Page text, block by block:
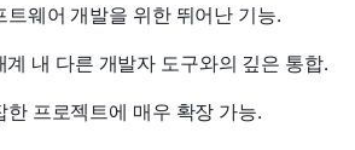
트웨어 개발을 위한 뛰어난 기능.
내 다른 개발자 도구와의 깊은 통합.
한 프로젝트에 매우 확장 가능.